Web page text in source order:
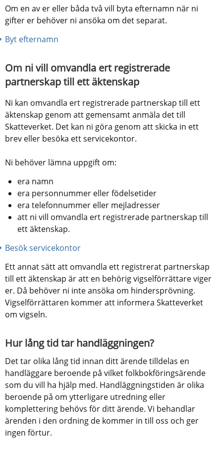
Om en av er eller båda två vill byta efternamn när ni
gifter er behöver ni ansöka om det separat.
Byt efternamn
Om ni vill omvandla ert registrerade
partnerskap till ett äktenskap
Ni kan omvandla ert registrerade partnerskap till ett
äktenskap genom att gemensamt anmäla det till
Skatteverket. Det kan ni göra genom att skicka in ett
brev eller besöka ett servicekontor.
Ni behöver lämna uppgift om:
era namn
era personnummer eller födelsetider
era telefonnummer eller mejladresser
att ni vill omvandla ert registrerade partnerskap till
ett äktenskap.
Besök servicekontor
Ett annat sätt att omvandla ett registrerat partnerskap
till ett äktenskap är att en behörig vigselförrättare viger
er. Då behöver ni inte ansöka om hindersprövning.
Vigselförrättaren kommer att informera Skatteverket
om vigseln.
Hur lång tid tar handläggningen?
Det tar olika lång tid innan ditt ärende tilldelas en
handläggare beroende på vilket folkbokföringsärende
som du vill ha hjälp med. Handläggningstiden är olika
beroende på om ytterligare utredning eller
komplettering behövs för ditt ärende. Vi behandlar
ärenden i den ordning de kommer in till oss och ger
ingen förtur.